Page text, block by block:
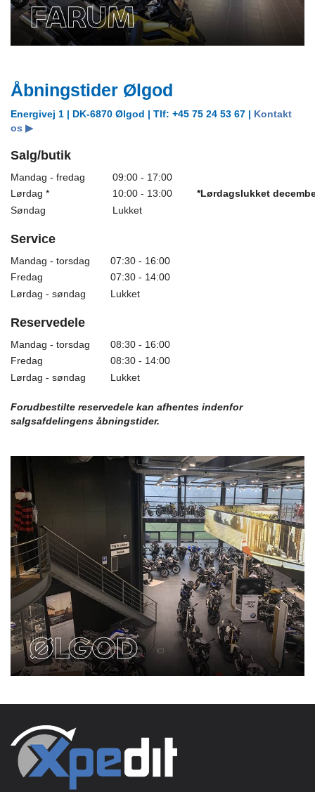
Åbningstider Ølgod
Energivej 1 | DK-6870 Ølgod | Tlf: +45 75 24 53 67 | Kontakt
os ▶
Salg/butik
Mandag - fredag
09:00 - 17:00
Lørdag *
10:00 - 13:00
*Lørdagslukket
Søndag
Lukket
Service
Mandag - torsdag
07:30 - 16:00
Fredag
07:30 - 14:00
Lørdag - søndag
Lukket
Reservedele
Mandag - torsdag
08:30 - 16:00
Fredag
08:30 - 14:00
Lørdag - søndag
Lukket
Forudbestilte reservedele kan afhentes indenfor
salgsafdelingens åbningstider.